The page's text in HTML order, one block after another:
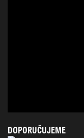
DOPORUČUJEME